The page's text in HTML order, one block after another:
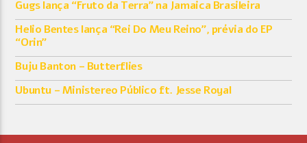
Gugs lança “Fruto da Terra” na Jamaica Brasileira
Helio Bentes lança “Rei Do Meu Reino”, prévia do EP
“Orin”
Buju Banton – Butterflies
Ubuntu – Ministereo Público ft. Jesse Royal